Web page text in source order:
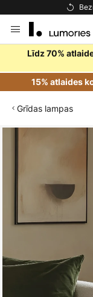
to
Content
Līdz 70%
15% atlaides
Grīdas lampas